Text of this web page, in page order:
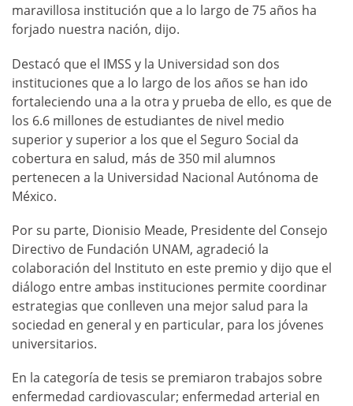
maravillosa institución que a lo largo de 75 años ha
forjado nuestra nación, dijo.
Destacó que el IMSS y la Universidad son dos
instituciones que a lo largo de los años se han ido
fortaleciendo una a la otra y prueba de ello, es que de
los 6.6 millones de estudiantes de nivel medio
superior y superior a los que el Seguro Social da
cobertura en salud, más de 350 mil alumnos
pertenecen a la Universidad Nacional Autónoma de
México.
Por su parte, Dionisio Meade, Presidente del Consejo
Directivo de Fundación UNAM, agradeció la
colaboración del Instituto en este premio y dijo que el
diálogo entre ambas instituciones permite coordinar
estrategias que conlleven una mejor salud para la
sociedad en general y en particular, para los jóvenes
universitarios.
En la categoría de tesis se premiaron trabajos sobre
enfermedad cardiovascular; enfermedad arterial en